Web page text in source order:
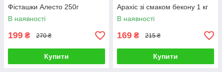
Фісташки Алесто 250г
В наявності
199 ₴ 270 ₴
Купити
Арахіс зі смаком бекону 1 кг
В наявності
169 ₴ 215 ₴
Купити